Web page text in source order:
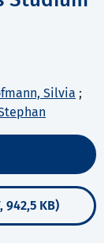
Silvia ;
942,5 KB)